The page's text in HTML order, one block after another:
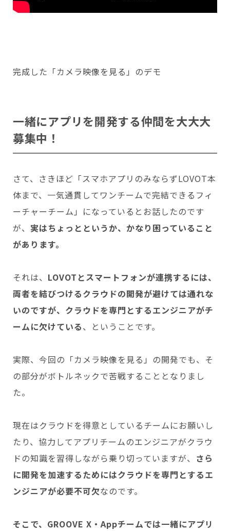
完成した「カメラ映像を見る」のデモ
一緒にアプリを開発する仲間を大大大
募集中！
さて、さきほど「スマホアプリのみならずLOVOT本
体まで、一気通貫してワンチームで完結できるフィ
ーチャーチーム」になっているとお話したのです
が、 実はちょっとというか、かなり困っていること
があります。
それは、 LOVOTとスマートフォンが連携するには、
両者を結びつけるクラウドの開発が避けては通れな
いのですが、クラウドを専門とするエンジニアがチ
ームに欠けている、ということです。
実際、今回の「カメラ映像を見る」の開発でも、そ
の部分がボトルネックで苦戦することとなりまし
た。
現在はクラウドを得意としているチームにお願いし
たり、協力してアプリチームのエンジニアがクラウ
ドの知識を習得しながら乗り切っていますが、 さら
に開発を加速するためにはクラウドを専門とするエ
ンジニアが必要不可欠なのです。
そこで、GROOVE X・Appチームでは一緒にアプリ